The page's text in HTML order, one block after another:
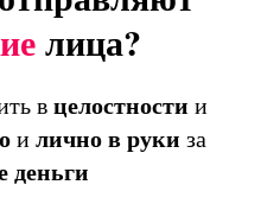
лица?
вцелостности и
иличновруки за
деньги